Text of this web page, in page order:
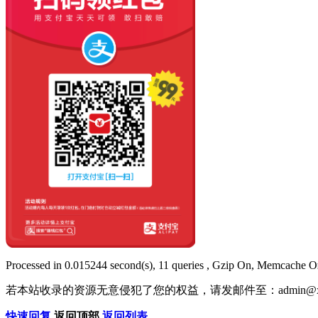
Processed in 0.015244 second(s), 11 queries , Gzip On, Memcache
若本站收录的资源无意侵犯了您的权益，请发邮件至：